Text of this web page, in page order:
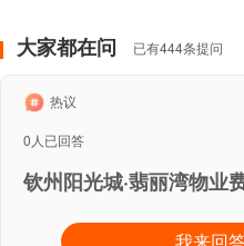
大家都在问 已有444条提问
热议
0人已回答
钦州阳光城·翡丽湾物业